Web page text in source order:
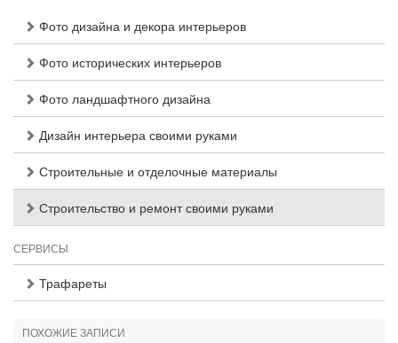
Фото дизайна и декора интерьеров
Фото исторических интерьеров
Фото ландшафтного дизайна
Дизайн интерьера своими руками
Строительные и отделочные материалы
Строительство и ремонт своими руками
СЕРВИСЫ
Трафареты
ПОХОЖИЕ ЗАПИСИ